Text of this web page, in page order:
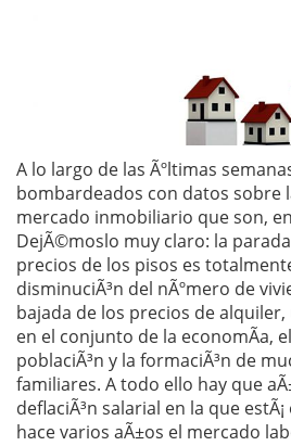
A lo largo de las Ãºltimas
bombardeados con datos sobre
mercado inmobiliario que son,
DejÃ©moslo muy claro: la
precios de los pisos es
disminuciÃ³n del nÃºmero de
bajada de los precios de
en el conjunto de la economÃ­a,
poblaciÃ³n y la formaciÃ³n de
familiares. A todo ello hay que
deflaciÃ³n salarial en la que
hace varios aÃ±os el mercado